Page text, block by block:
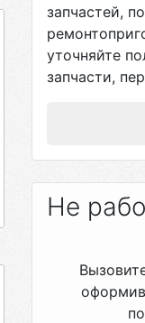
запчастей,
уточняйте
запчасти,
Не
оформив